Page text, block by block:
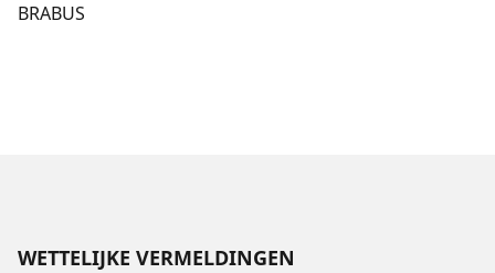
BRABUS
WETTELIJKE VERMELDINGEN